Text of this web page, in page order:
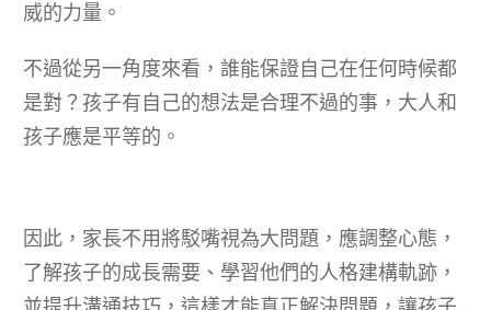
威的力量。
不過從另一角度來看，誰能保證自己在任何時候都
是對？孩子有自己的想法是合理不過的事，大人和
孩子應是平等的。
因此，家長不用將駁嘴視為大問題，應調整心態，
了解孩子的成長需要、學習他們的人格建構軌跡，